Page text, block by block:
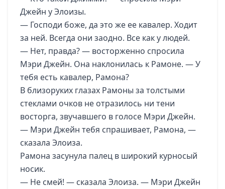
Джейн у Элоизы.
— Господи боже, да это же ее кавалер. Ходит
за ней. Всегда они заодно. Все как у людей.
— Нет, правда? — восторженно спросила
Мэри Джейн. Она наклонилась к Рамоне. — У
тебя есть кавалер, Рамона?
В близоруких глазах Рамоны за толстыми
стеклами очков не отразилось ни тени
восторга, звучавшего в голосе Мэри Джейн.
— Мэри Джейн тебя спрашивает, Рамона, —
сказала Элоиза.
Рамона засунула палец в широкий курносый
носик.
— Не смей! — сказала Элоиза. — Мэри Джейн